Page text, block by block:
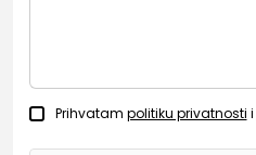
Prihvatam politiku privatnosti i